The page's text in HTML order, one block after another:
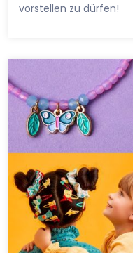
vorstellen zu dürfen!